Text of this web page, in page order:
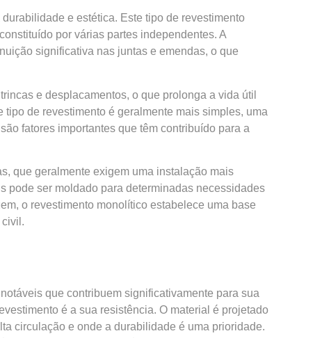
e estética. Este tipo de revestimento
por várias partes independentes. A
significativa nas juntas e emendas, o que
e desplacamentos, o que prolonga a vida útil
tipo de revestimento é geralmente mais simples, uma
fatores importantes que têm contribuído para a
que geralmente exigem uma instalação mais
pode ser moldado para determinadas necessidades
o revestimento monolítico estabelece uma base
que contribuem significativamente para sua
é a sua resistência. O material é projetado
circulação e onde a durabilidade é uma prioridade.